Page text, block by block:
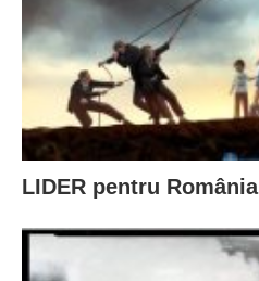
LIDER pentru România